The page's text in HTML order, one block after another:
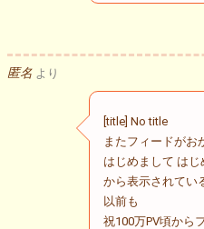
匿名 より
[title] No title
またフィードがお
はじめまして はじ
から表示されてい
以前も
祝100万PV頃から